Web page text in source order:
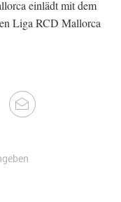
einlädt mit dem
Liga RCD Mallorca